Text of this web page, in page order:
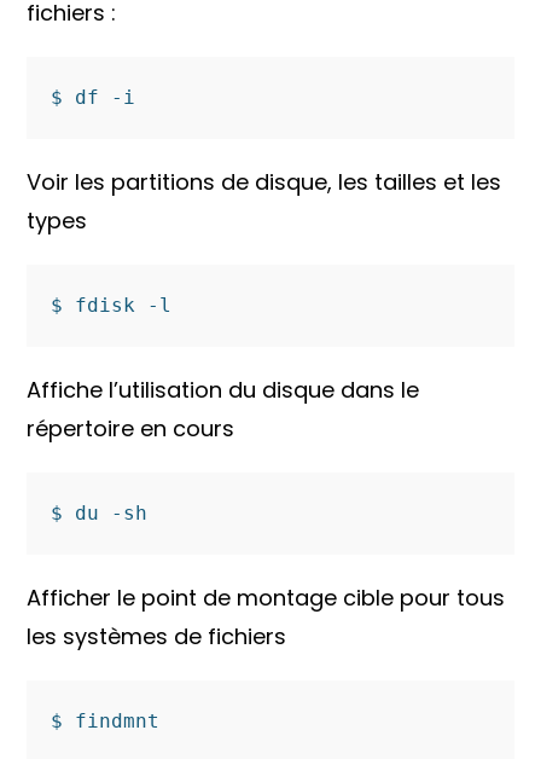
fichiers :
Voir les partitions de disque, les tailles et les
types
Affiche l’utilisation du disque dans le
répertoire en cours
Afficher le point de montage cible pour tous
les systèmes de fichiers
$ findmnt